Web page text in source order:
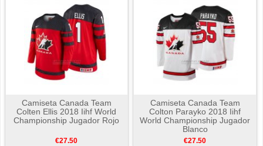
Camiseta Canada Team
Colten Ellis 2018 Iihf World
Championship Jugador Rojo
€27.50
Camiseta Canada Team
Colton Parayko 2018 Iihf
World Championship Jugador
Blanco
€27.50